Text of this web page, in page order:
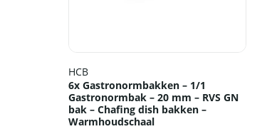
HCB
6x Gastronormbakken – 1/1
Gastronormbak – 20 mm – RVS GN
bak – Chafing dish bakken –
Warmhoudschaal